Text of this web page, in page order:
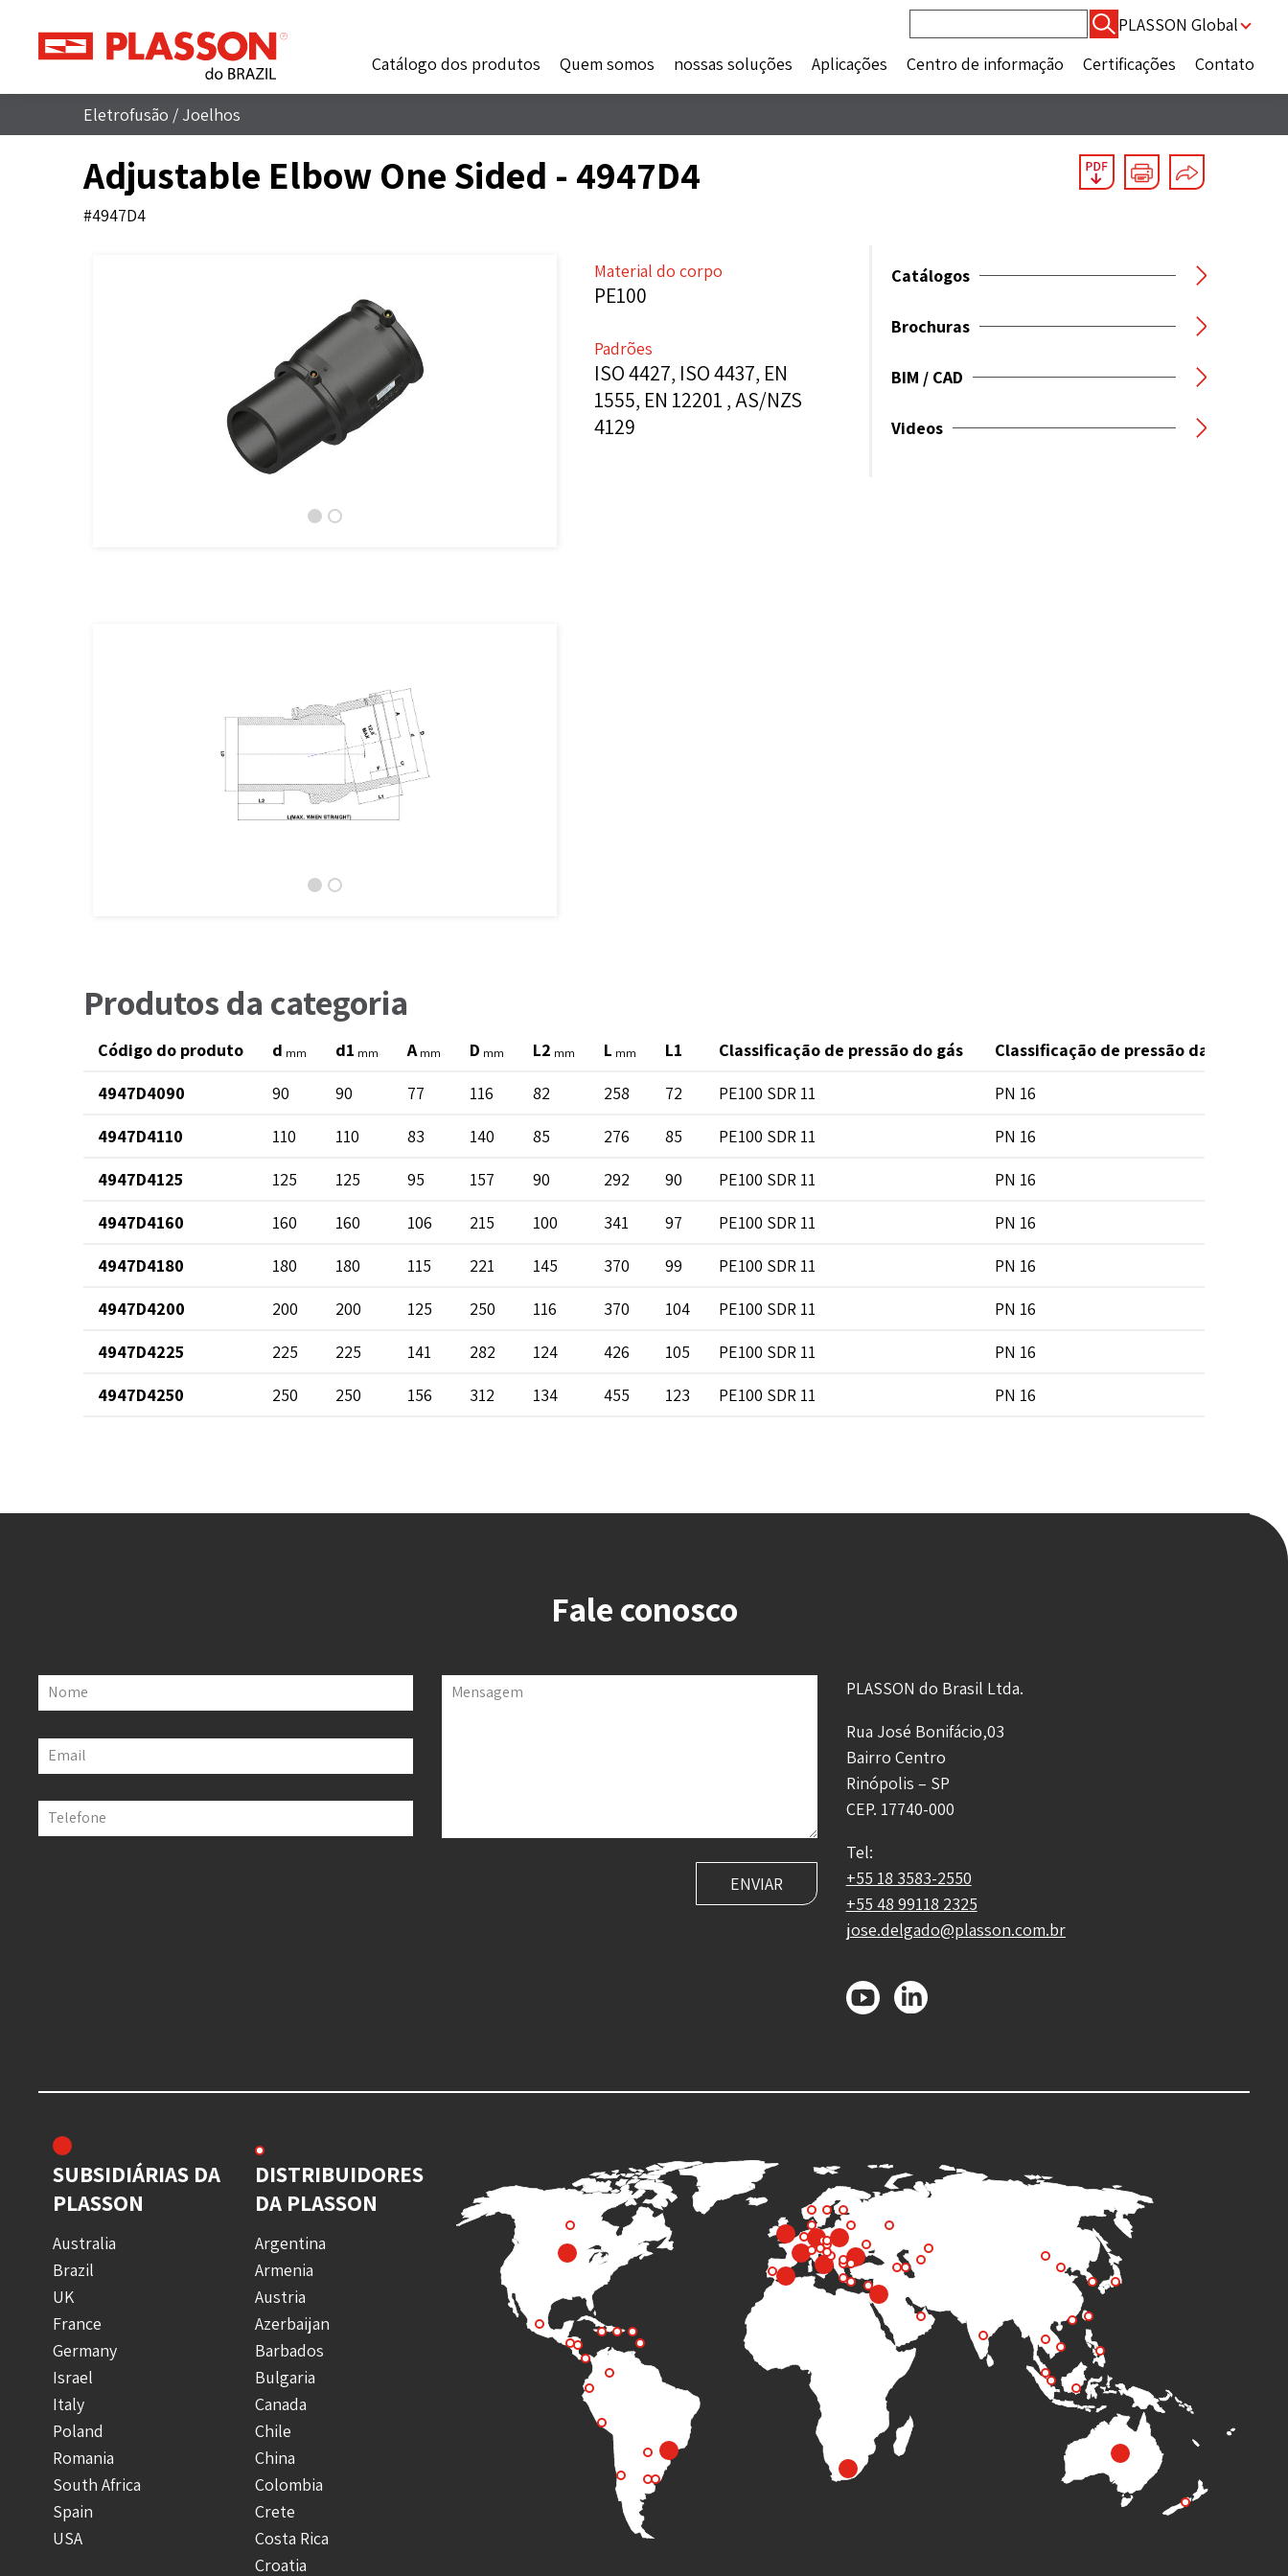
por:
PLASSON Global
Catálogo dos produtos
Quem somos nossas soluções Aplicações Centro de informação Certificações Contato
Eletrofusão / Joelhos
Adjustable Elbow One Sided - 4947D4
#4947D4
Material do corpo
PE100
Padrões
ISO 4427, ISO 4437, EN
1555, EN 12201 , AS/NZS
4129
Catálogos
Brochuras
BIM / CAD
Videos
Produtos da categoria
Código do produto d mm d1 mm A mm D mm L2 mm L mm L1 Classificação de pressão do gás Classificação de pressão da água
4947D4090
90 90 77 116 82 258 72 PE100 SDR 11 PN 16
4947D4110
110 110 83 140 85 276 85 PE100 SDR 11 PN 16
4947D4125
125 125 95 157 90 292 90 PE100 SDR 11 PN 16
4947D4160
160 160 106 215 100 341 97 PE100 SDR 11 PN 16
4947D4180
180 180 115 221 145 370 99 PE100 SDR 11 PN 16
4947D4200
200 200 125 250 116 370 104 PE100 SDR 11 PN 16
4947D4225
225 225 141 282 124 426 105 PE100 SDR 11 PN 16
4947D4250
250 250 156 312 134 455 123 PE100 SDR 11 PN 16
Fale conosco
Nome
Email
Telefone
Mensagem
PLASSON do Brasil Ltda.
Rua José Bonifácio,03
Bairro Centro
Rinópolis – SP
CEP. 17740-000
Tel:
+55 18 3583-2550
+55 48 99118 2325
jose.delgado@plasson.com.br
SUBSIDIÁRIAS DA
PLASSON
Australia
Brazil
UK
France
Germany
Israel
Italy
Poland
Romania
South Africa
Spain
USA
DISTRIBUIDORES
DA PLASSON
Argentina
Armenia
Austria
Azerbaijan
Barbados
Bulgaria
Canada
Chile
China
Colombia
Crete
Costa Rica
Croatia